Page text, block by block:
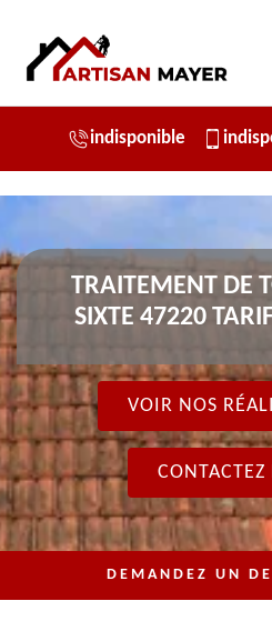
indisponible
TRAITEMENT DE
SIXTE 47220
VOIR NOS
CONTACTEZ
DEMANDEZ UN